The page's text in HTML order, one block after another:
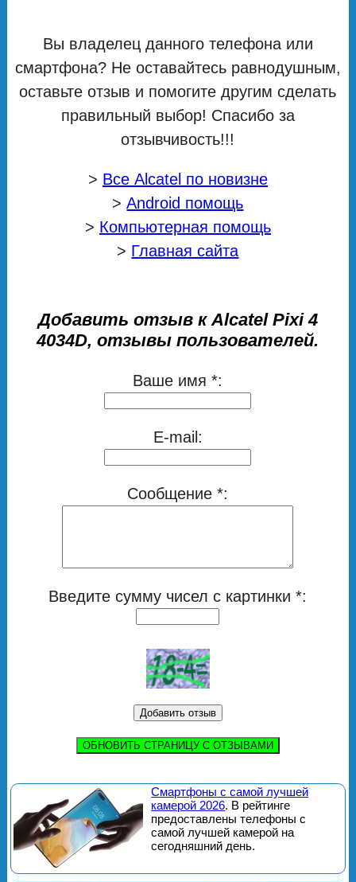
Вы владелец данного телефона или
смартфона? Не оставайтесь равнодушным,
оставьте отзыв и помогите другим сделать
правильный выбор! Спасибо за
отзывчивость!!!
> Все Alcatel по новизне
>Android помощь
> Компьютерная помощь
> Главная сайта
Добавить отзыв к Alcatel Pixi 4
4034D, отзывы пользователей.
Ваше имя *:
E-mail:
Сообщение *:
Введите сумму чисел с картинки *:
ОБНОВИТЬ СТРАНИЦУ С ОТЗЫВАМИ
Смартфоны с самой лучшей
камерой 2026. В рейтинге
предоставлены телефоны с
самой лучшей камерой на
сегодняшний день.